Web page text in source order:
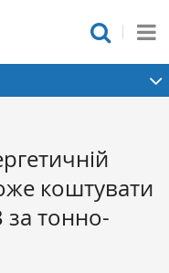
коштувати
тонно-